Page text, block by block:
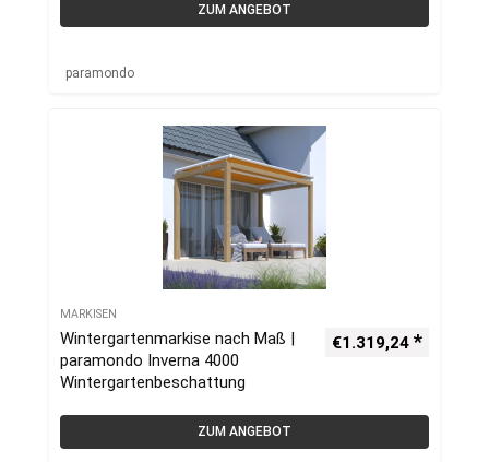
ZUM ANGEBOT
paramondo
MARKISEN
Wintergartenmarkise nach Maß |
paramondo Inverna 4000
Wintergartenbeschattung
€1.319,24
ZUM ANGEBOT